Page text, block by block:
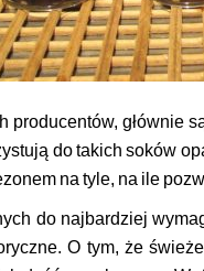
głównie
do takich soków
na tyle, na ile
do najbardziej
O tym, że